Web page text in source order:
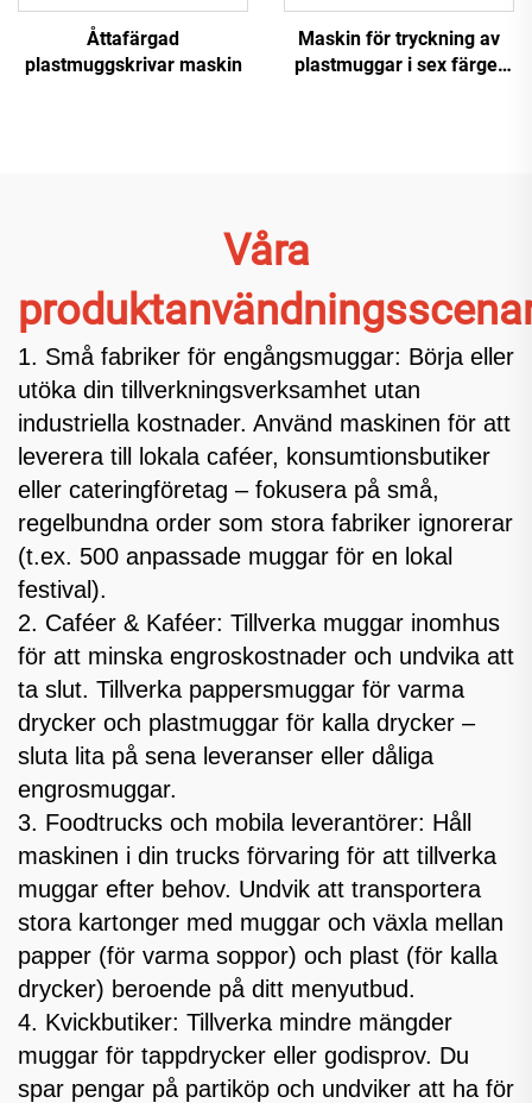
Åttafärgad
plastmuggskrivar maskin
Maskin för tryckning av
plastmuggar i sex färger
Våra
1. Små fabriker för engångsmuggar: Börja eller
utöka din tillverkningsverksamhet utan
industriella kostnader. Använd maskinen för att
leverera till lokala caféer, konsumtionsbutiker
eller cateringföretag – fokusera på små,
regelbundna order som stora fabriker ignorerar
(t.ex. 500 anpassade muggar för en lokal
festival).
2. Caféer & Kaféer: Tillverka muggar inomhus
för att minska engroskostnader och undvika att
ta slut. Tillverka pappersmuggar för varma
drycker och plastmuggar för kalla drycker –
sluta lita på sena leveranser eller dåliga
engrosmuggar.
3. Foodtrucks och mobila leverantörer: Håll
maskinen i din trucks förvaring för att tillverka
muggar efter behov. Undvik att transportera
stora kartonger med muggar och växla mellan
papper (för varma soppor) och plast (för kalla
drycker) beroende på ditt menyutbud.
4. Kvickbutiker: Tillverka mindre mängder
muggar för tappdrycker eller godisprov. Du
spar pengar på partiköp och undviker att ha för